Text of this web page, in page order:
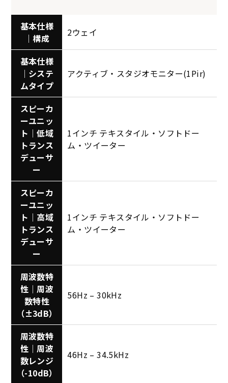
基本仕様
｜構成
2ウェイ
基本仕様
｜システ
ムタイプ
アクティブ・スタジオモニター(1Pir)
スピーカ
ーユニッ
ト｜低域
トランス
デューサ
ー
1インチ テキスタイル・ソフトドー
ム・ツイーター
スピーカ
ーユニッ
ト｜高域
トランス
デューサ
ー
1インチ テキスタイル・ソフトドー
ム・ツイーター
周波数特
性｜周波
数特性
（±3dB）
56Hz – 30kHz
周波数特
性｜周波
数レンジ
（-10dB）
46Hz – 34.5kHz